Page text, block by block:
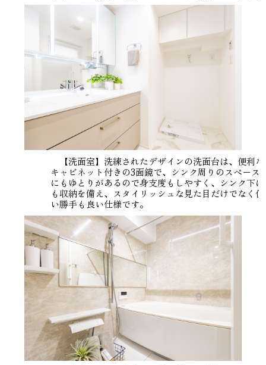
【洗面室】洗練されたデザインの洗面台は、便利な
キャビネット付きの3面鏡で、シンク周りのスペース
にもゆとりがあるので身支度もしやすく、シンク下に
も収納を備え、スタイリッシュな見た目だけでなく使
い勝手も良い仕様です。